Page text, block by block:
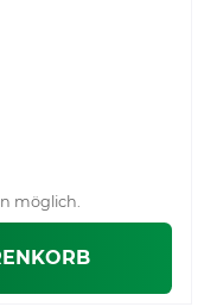
möglich.